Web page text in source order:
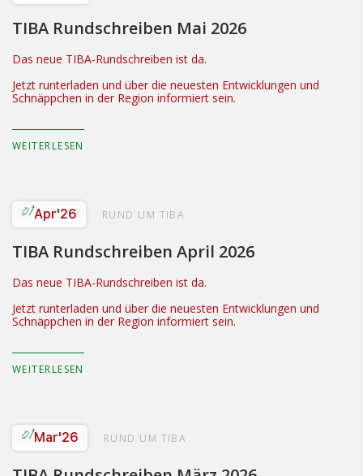
TIBA Rundschreiben Mai 2026
Das neue TIBA-Rundschreiben ist da.
Jetzt runterladen und über die neuesten Entwicklungen und
Schnäppchen in der Region informiert sein.
WEITERLESEN
01Apr'26 RUND UM TIBA
TIBA Rundschreiben April 2026
Das neue TIBA-Rundschreiben ist da.
Jetzt runterladen und über die neuesten Entwicklungen und
Schnäppchen in der Region informiert sein.
WEITERLESEN
01Mar'26 RUND UM TIBA